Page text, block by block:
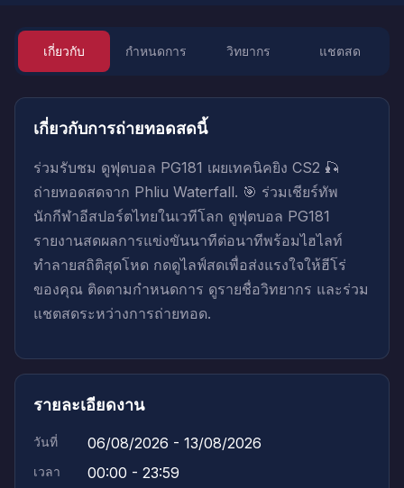
เกี่ยวกับ กำหนดการ วิทยากร แชตสด
เกี่ยวกับการถ่ายทอดสดนี้
ร่วมรับชม ดูฟุตบอล PG181 เผยเทคนิคยิง CS2 🎣
ถ่ายทอดสดจาก Phliu Waterfall. 🎯 ร่วมเชียร์ทัพ
นักกีฬาอีสปอร์ตไทยในเวทีโลก ดูฟุตบอล PG181
รายงานสดผลการแข่งขันนาทีต่อนาทีพร้อมไฮไลท์
ทำลายสถิติสุดโหด กดดูไลฟ์สดเพื่อส่งแรงใจให้ฮีโร่
ของคุณ ติดตามกำหนดการ ดูรายชื่อวิทยากร และร่วม
แชตสดระหว่างการถ่ายทอด.
รายละเอียดงาน
วันที่ 06/08/2026 - 13/08/2026
เวลา 00:00 - 23:59